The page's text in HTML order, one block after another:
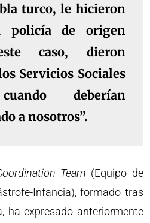
turco, le hicieron
policía de origen
caso, dieron
Servicios Sociales
deberían
a nosotros”.
Team (Equipo de
Infancia), formado tras
ha expresado anteriormente